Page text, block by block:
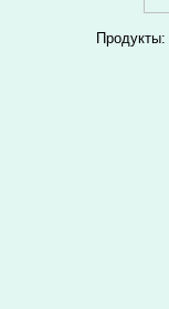
Продукты: